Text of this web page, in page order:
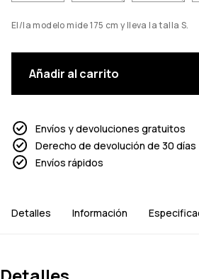
El/la modelo mide 175 cm y lleva la talla S.
Añadir al carrito
Envíos y devoluciones gratuitos
Derecho de devolución de 30 días
Envíos rápidos
Detalles Información